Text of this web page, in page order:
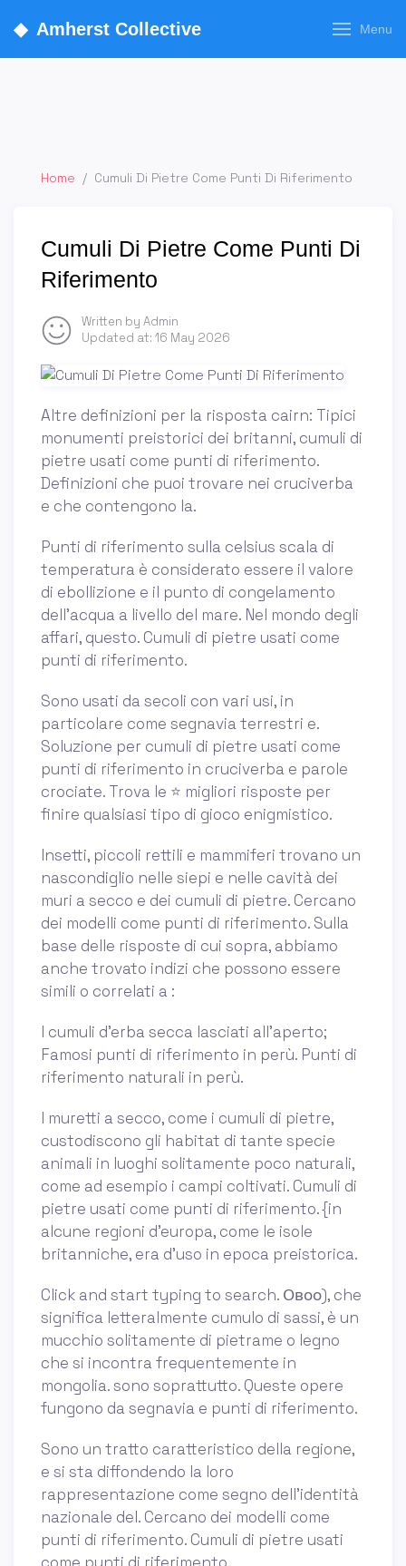
◆ Amherst Collective Menu
Home / Cumuli Di Pietre Come Punti Di Riferimento
Cumuli Di Pietre Come Punti Di
Riferimento
Written by Admin
Updated at: 16 May 2026
Altre definizioni per la risposta cairn: Tipici
monumenti preistorici dei britanni, cumuli di
pietre usati come punti di riferimento.
Definizioni che puoi trovare nei cruciverba
e che contengono la.
Punti di riferimento sulla celsius scala di
temperatura è considerato essere il valore
di ebollizione e il punto di congelamento
dell'acqua a livello del mare. Nel mondo degli
affari, questo. Cumuli di pietre usati come
punti di riferimento.
Sono usati da secoli con vari usi, in
particolare come segnavia terrestri e.
Soluzione per cumuli di pietre usati come
punti di riferimento in cruciverba e parole
crociate. Trova le ⭐ migliori risposte per
finire qualsiasi tipo di gioco enigmistico.
Insetti, piccoli rettili e mammiferi trovano un
nascondiglio nelle siepi e nelle cavità dei
muri a secco e dei cumuli di pietre. Cercano
dei modelli come punti di riferimento. Sulla
base delle risposte di cui sopra, abbiamo
anche trovato indizi che possono essere
simili o correlati a :
I cumuli d'erba secca lasciati all'aperto;
Famosi punti di riferimento in perù. Punti di
riferimento naturali in perù.
I muretti a secco, come i cumuli di pietre,
custodiscono gli habitat di tante specie
animali in luoghi solitamente poco naturali,
come ad esempio i campi coltivati. Cumuli di
pietre usati come punti di riferimento. {in
alcune regioni d’europa, come le isole
britanniche, era d’uso in epoca preistorica.
Click and start typing to search. Овоо), che
significa letteralmente cumulo di sassi, è un
mucchio solitamente di pietrame o legno
che si incontra frequentemente in
mongolia. sono soprattutto. Queste opere
fungono da segnavia e punti di riferimento.
Sono un tratto caratteristico della regione,
e si sta diffondendo la loro
rappresentazione come segno dell'identità
nazionale del. Cercano dei modelli come
punti di riferimento. Cumuli di pietre usati